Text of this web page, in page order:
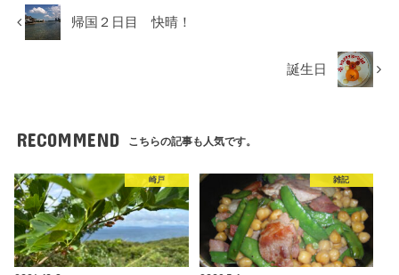
帰国２日目 快晴！
誕生日
RECOMMEND こちらの記事も人気です。
崎戸 雑記